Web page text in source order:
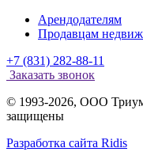
Арендодателям
Продавцам
+7 (831) 282-88-11
Заказать звонок
© 1993-2026, ООО
защищены
Разработка сайта Ridis